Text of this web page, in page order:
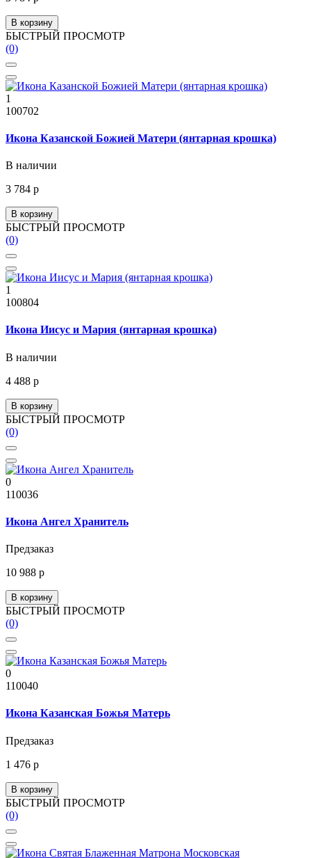
В корзину
БЫСТРЫЙ ПРОСМОТР
(0)
1
100702
Икона Казанской Божией Матери (янтарная крошка)
В наличии
3 784 р
В корзину
БЫСТРЫЙ ПРОСМОТР
(0)
1
100804
Икона Иисус и Мария (янтарная крошка)
В наличии
4 488 р
В корзину
БЫСТРЫЙ ПРОСМОТР
(0)
0
110036
Икона Ангел Хранитель
Предзаказ
10 988 р
В корзину
БЫСТРЫЙ ПРОСМОТР
(0)
0
110040
Икона Казанская Божья Матерь
Предзаказ
1 476 р
В корзину
БЫСТРЫЙ ПРОСМОТР
(0)